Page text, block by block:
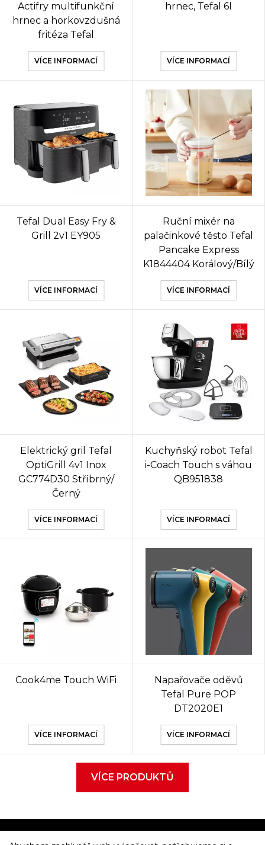
Actifry multifunkční
hrnec a horkovzdušná
fritéza Tefal
VÍCE INFORMACÍ
hrnec, Tefal 6l
VÍCE INFORMACÍ
Tefal Dual Easy Fry &
Grill 2v1 EY905
VÍCE INFORMACÍ
Ruční mixér na
palačinkové těsto Tefal
Pancake Express
K1844404 Korálový/Bílý
VÍCE INFORMACÍ
Elektrický gril Tefal
OptiGrill 4v1 Inox
GC774D30 Stříbrný/
Černý
VÍCE INFORMACÍ
Kuchyňský robot Tefal
i-Coach Touch s váhou
QB951838
VÍCE INFORMACÍ
Cook4me Touch WiFi
VÍCE INFORMACÍ
Napařovače oděvů
Tefal Pure POP
DT2020E1
VÍCE INFORMACÍ
VÍCE PRODUKTŮ